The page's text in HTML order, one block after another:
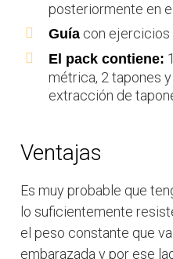
posteriormente en
Guía con ejercicios
El pack contiene:
métrica, 2 tapones
extracción de
Ventajas
Es muy probable que
lo suficientemente
el peso constante que
embarazada y por ese